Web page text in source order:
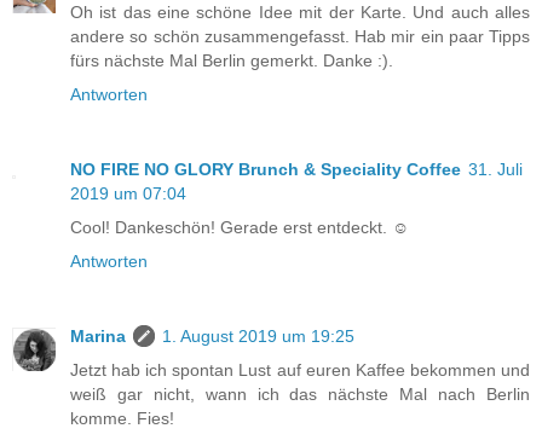
Oh ist das eine schöne Idee mit der Karte. Und auch alles
andere so schön zusammengefasst. Hab mir ein paar Tipps
fürs nächste Mal Berlin gemerkt. Danke :).
Antworten
NO FIRE NO GLORY Brunch & Speciality Coffee 31. Juli
2019 um 07:04
Cool! Dankeschön! Gerade erst entdeckt. ☺️
Antworten
Marina
1. August 2019 um 19:25
Jetzt hab ich spontan Lust auf euren Kaffee bekommen und
weiß gar nicht, wann ich das nächste Mal nach Berlin
komme. Fies!